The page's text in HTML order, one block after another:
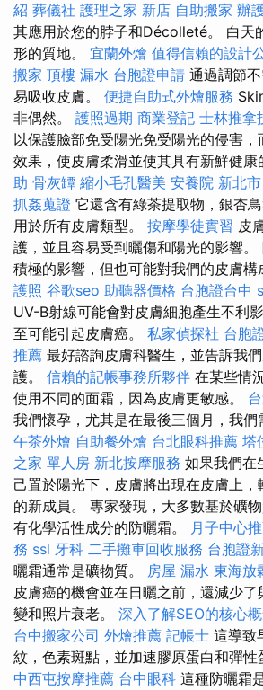
紹 葬儀社 護理之家 新店 自助搬家 辦
其應用於您的脖子和Décolleté。 白天
形的質地。 宜蘭外燴 值得信賴的設計
搬家 頂樓 漏水 台胞證申請 通過調節
易吸收皮膚。 便捷自助式外燴服務
非偶然。 護照過期 商業登記 士林推拿
以保護臉部免受陽光免受陽光的侵害
效果，使皮膚柔滑並使其具有新鮮健康
助 骨灰罈 縮小毛孔醫美 安養院 新北市
抓姦蒐證 它還含有綠茶提取物，銀杏
用於所有皮膚類型。 按摩學徒實習 皮
護，並且容易受到曬傷和陽光的影響
積極的影響，但也可能對我們的皮膚構
護照 谷歌seo 助聽器價格 台胞證台中
UV-B射線可能會對皮膚細胞產生不利
至可能引起皮膚癌。 私家偵探社 台胞
推薦 最好諮詢皮膚科醫生，並告訴我
護。 信賴的記帳事務所夥伴 在某些情
使用不同的面霜，因為皮膚更敏感。
我們懷孕，尤其是在最後三個月，我們
午茶外燴 自助餐外燴 台北眼科推薦 塔
之家 單人房 新北按摩服務 如果我們在
己置於陽光下，皮膚將出現在皮膚上
的新成員。 專家發現，大多數基於礦
有化學活性成分的防曬霜。 月子中心
務 ssl 牙科 二手攤車回收服務 台胞證
曬霜通常是礦物質。 房屋 漏水 東海放
皮膚癌的機會並在日曬之前，還減少
變和照片衰老。 深入了解SEO的核心
台中搬家公司 外燴推薦 記帳士 這導致
紋，色素斑點，並加速膠原蛋白和彈性
中西屯按摩推薦 台中眼科 這種防曬霜